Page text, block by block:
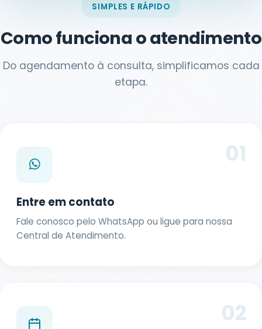
SIMPLES E RÁPIDO
Como funciona o atendimento
Do agendamento à consulta, simplificamos cada
etapa.
01
Entre em contato
Fale conosco pelo WhatsApp ou ligue para nossa
Central de Atendimento.
02